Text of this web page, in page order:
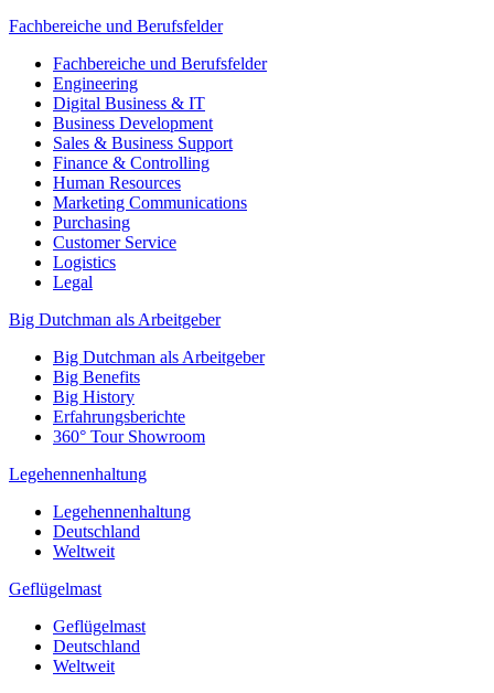
Fachbereiche und Berufsfelder
Fachbereiche und Berufsfelder
Engineering
Digital Business & IT
Business Development
Sales & Business Support
Finance & Controlling
Human Resources
Marketing Communications
Purchasing
Customer Service
Logistics
Legal
Big Dutchman als Arbeitgeber
Big Dutchman als Arbeitgeber
Big Benefits
Big History
Erfahrungsberichte
360° Tour Showroom
Legehennenhaltung
Legehennenhaltung
Deutschland
Weltweit
Geflügelmast
Geflügelmast
Deutschland
Weltweit